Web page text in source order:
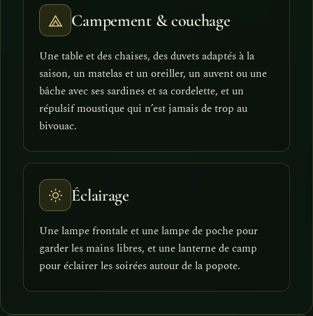
Campement & couchage
Une table et des chaises, des duvets adaptés à la
saison, un matelas et un oreiller, un auvent ou une
bâche avec ses sardines et sa cordelette, et un
répulsif moustique qui n’est jamais de trop au
bivouac.
Éclairage
Une lampe frontale et une lampe de poche pour
garder les mains libres, et une lanterne de camp
pour éclairer les soirées autour de la popote.